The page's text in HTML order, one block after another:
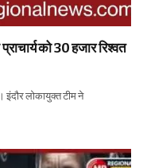
को 30 हजार रिश्वत
लोकायुक्त टीम ने